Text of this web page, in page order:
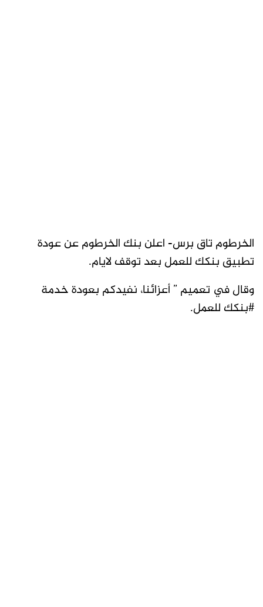
الخرطوم تاق برس- اعلن بنك الخرطوم عن عودة
تطبيق بنكك للعمل بعد توقف لايام.
وقال في تعميم ” أعزائنا، نفيدكم بعودة خدمة
#بنكك للعمل.